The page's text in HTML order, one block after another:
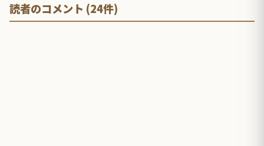
読者のコメント (24件)